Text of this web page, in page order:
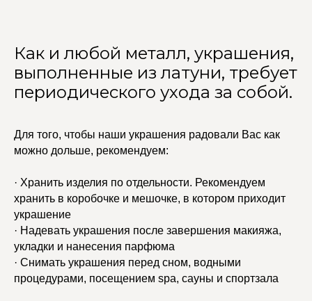
Как и любой металл, украшения,
выполненные из латуни, требует
периодического ухода за собой.
Для того, чтобы наши украшения радовали Вас как
можно дольше, рекомендуем:
· Хранить изделия по отдельности. Рекомендуем
хранить в коробочке и мешочке, в котором приходит
украшение
· Надевать украшения после завершения макияжа,
укладки и нанесения парфюма
· Снимать украшения перед сном, водными
процедурами, посещением spa, сауны и спортзала